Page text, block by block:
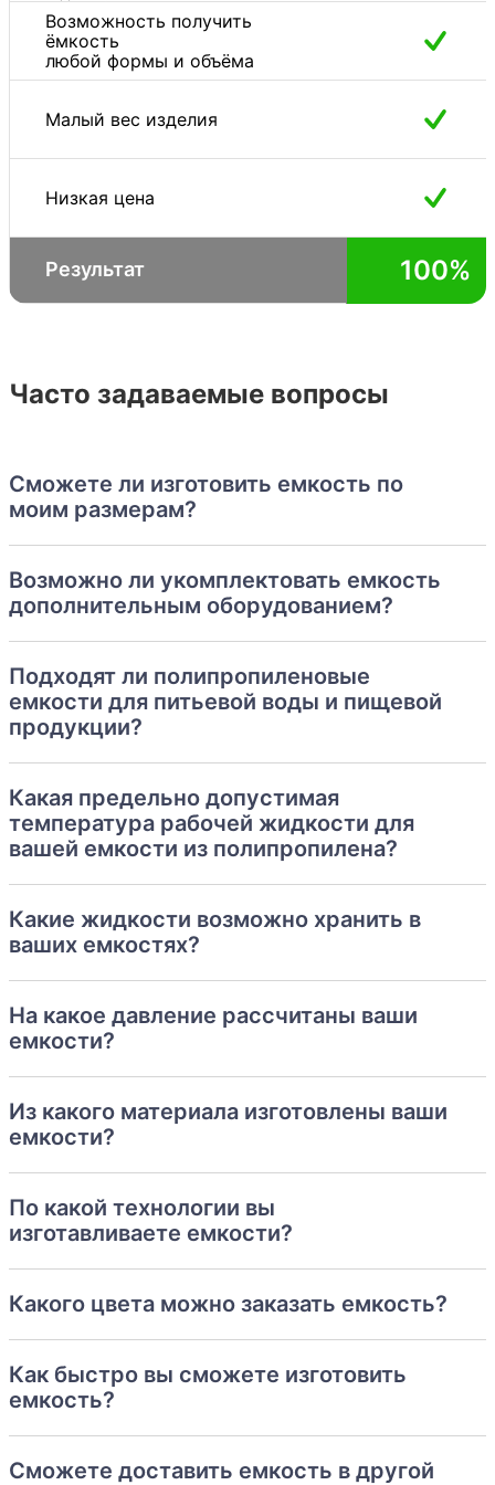
насосные станции;
Полипропилен отлично подходит для
изготовления жироуловителей;
Пожарный резервуар. Отлично справляется с
обеспечением водой, при отсутствии другого
Использование в качестве
недорогие и качественные бассейны.
для питьевой воды, для горячей воды, для
технической воды
для хранения дизельного топлива (дизтоплива
или дт)
для нефтепродуктов
для гсм
для хранения масла
для канализации и септика
для перевозки воды
для хранения соляркидля кислот (некоторых
На самом деле все сферы применения невозможно
описать. Это универсальный материал, который все
дополнительно усиливают ребрами жесткости и
увеличивают толщину стенок.
Полипропиленовые резервуары 100000 л (литров) и
емкости нельзя использовать для хранения или
перевозки азотной кислоты, галогенов и
Емкости 100000 литров (100000
л) из полипропилена:
Преимущества
Высокий срок службы;
Возможность получить
ёмкость
любой формы и объёма
Малый вес изделия
Низкая цена
Результат 100%
Часто задаваемые вопросы
Сможете ли изготовить емкость по
моим размерам?
Возможно ли укомплектовать емкость
дополнительным оборудованием?
Подходят ли полипропиленовые
емкости для питьевой воды и пищевой
продукции?
Какая предельно допустимая
температура рабочей жидкости для
вашей емкости из полипропилена?
Какие жидкости возможно хранить в
ваших емкостях?
На какое давление рассчитаны ваши
емкости?
Из какого материала изготовлены ваши
емкости?
По какой технологии вы
изготавливаете емкости?
Какого цвета можно заказать емкость?
Как быстро вы сможете изготовить
емкость?
Сможете доставить емкость в другой